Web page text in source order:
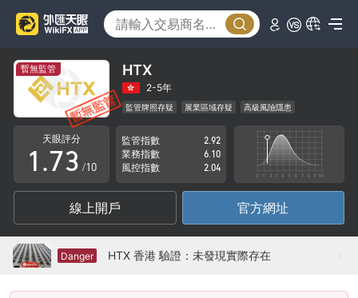
暫無監管 HTX
2-5年
監管牌照存疑 展業區域存疑 高級風險隱患
天眼評分
0
1
2
3
4
5
.
3
4
5
6
7
8
9
0
1
2
3
4
5
6
7
/10
監管指數
2.92
業務指數
6.10
風控指數
2.04
線上開戶 官方網址
Danger HTX 香港 驗證：未發現實際存在